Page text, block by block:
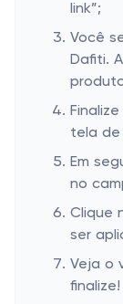
link”;
Você
Dafiti.
tela de
Em
no
Clique
ser
Veja o
finalize!